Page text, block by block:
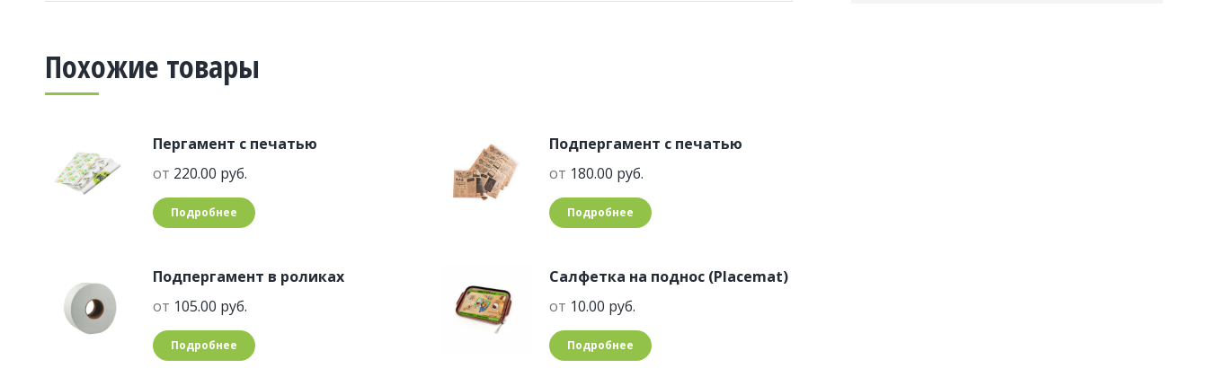
Похожие товары
Пергамент с печатью
от 220.00 руб.
Подробнее
Подпергамент с печатью
от 180.00 руб.
Подробнее
Подпергамент в роликах
от 105.00 руб.
Подробнее
Салфетка на поднос (Placemat)
от 10.00 руб.
Подробнее